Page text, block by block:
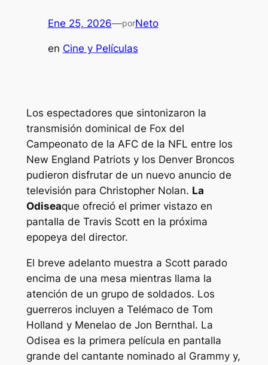
Ene 25, 2026—porNeto
en Cine y Películas
Los espectadores que sintonizaron la
transmisión dominical de Fox del
Campeonato de la AFC de la NFL entre los
New England Patriots y los Denver Broncos
pudieron disfrutar de un nuevo anuncio de
televisión para Christopher Nolan. La
Odiseaque ofreció el primer vistazo en
pantalla de Travis Scott en la próxima
epopeya del director.
El breve adelanto muestra a Scott parado
encima de una mesa mientras llama la
atención de un grupo de soldados. Los
guerreros incluyen a Telémaco de Tom
Holland y Menelao de Jon Bernthal. La
Odisea es la primera película en pantalla
grande del cantante nominado al Grammy y,